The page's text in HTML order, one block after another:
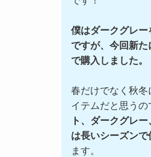
僕はダークグレ
ですが、今回新
で購入しました。
春だけでなく秋
イテムだと思うの
ト、ダークグレ
は長いシーズンで
ます。